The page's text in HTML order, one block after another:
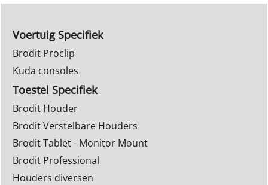
Voertuig Specifiek
Brodit Proclip
Kuda consoles
Toestel Specifiek
Brodit Houder
Brodit Verstelbare Houders
Brodit Tablet - Monitor Mount
Brodit Professional
Houders diversen